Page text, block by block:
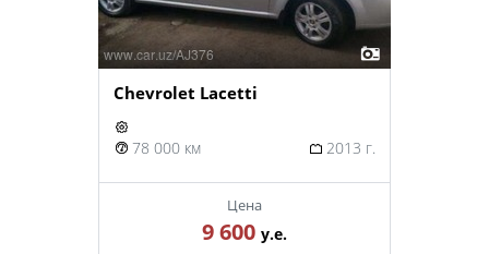
Chevrolet Lacetti
78 000 км 2013 г.
Цена
9 600 у.е.